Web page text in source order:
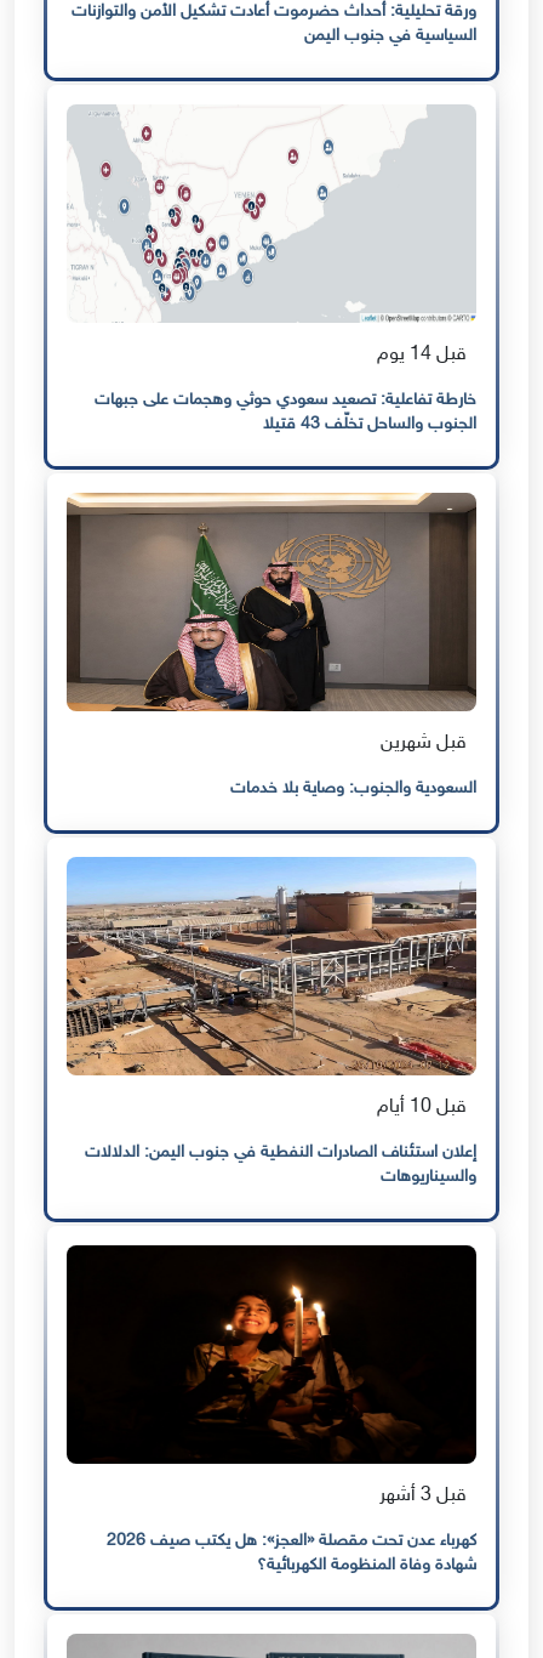
ورقة تحليلية: أحداث حضرموت أعادت تشكيل الأمن والتوازنات
السياسية في جنوب اليمن
قبل 14 يوم
خارطة تفاعلية: تصعيد سعودي حوثي وهجمات على جبهات
الجنوب والساحل تخلّف 43 قتيلا
قبل شهرين
السعودية والجنوب: وصاية بلا خدمات
قبل 10 أيام
إعلان استئناف الصادرات النفطية في جنوب اليمن: الدلالات
والسيناريوهات
قبل 3 أشهر
كهرباء عدن تحت مقصلة «العجز»: هل يكتب صيف 2026
شهادة وفاة المنظومة الكهربائية؟